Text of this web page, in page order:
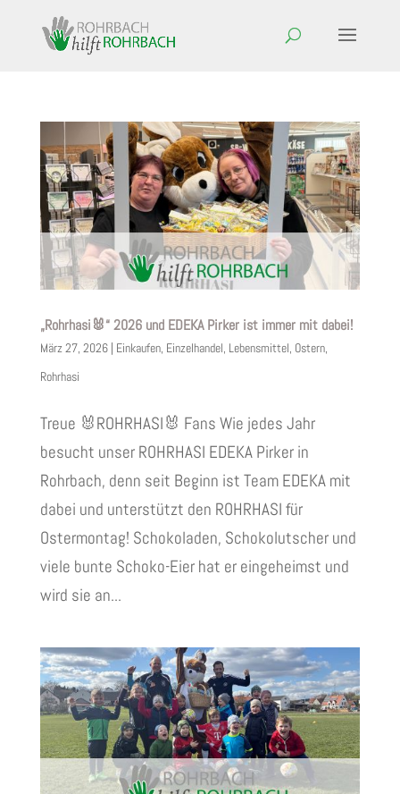
„Rohrhasi🐰“ 2026 und EDEKA Pirker ist immer mit dabei!
März 27, 2026| Einkaufen, Einzelhandel, Lebensmittel, Ostern,
Rohrhasi
Treue 🐰ROHRHASI🐰 Fans Wie jedes Jahr
besucht unser ROHRHASI EDEKA Pirker in
Rohrbach, denn seit Beginn ist Team EDEKA mit
dabei und unterstützt den ROHRHASI für
Ostermontag! Schokoladen, Schokolutscher und
viele bunte Schoko-Eier hat er eingeheimst und
wird sie an...